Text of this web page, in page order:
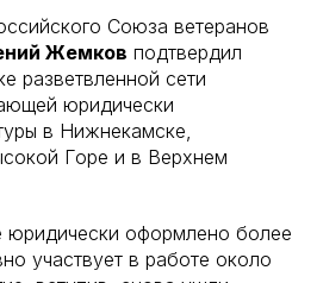
Союза ветеранов
Жемков подтвердил
разветвленной сети
юридически
в Нижнекамске,
Горе и в Верхнем
юридически оформлено более
участвует в работе около